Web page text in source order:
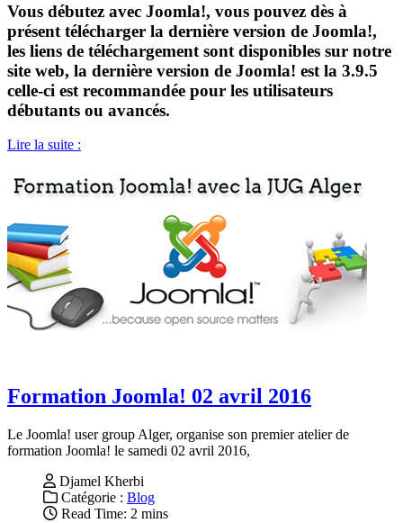
Vous débutez avec Joomla!, vous pouvez dès à
présent télécharger la dernière version de Joomla!,
les liens de téléchargement sont disponibles sur notre
site web, la dernière version de Joomla! est la 3.9.5
celle-ci est recommandée pour les utilisateurs
débutants ou avancés.
Lire la suite :
Formation Joomla! 02 avril 2016
Le Joomla! user group Alger, organise son premier atelier de
formation Joomla! le samedi 02 avril 2016,
Djamel Kherbi
Catégorie : Blog
Read Time: 2 mins